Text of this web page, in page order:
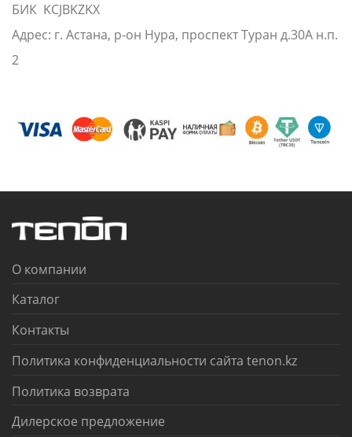
БИК KCJBKZKX
Адрес: г. Астана, р-он Нура, проспект Туран д.30А н.п.
2
О компании
Каталог
Контакты
Политика конфиденциальности сайта tenon.kz
Политика возврата
Дилерское предложение